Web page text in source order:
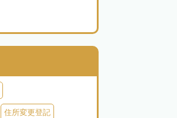
住所変更登記